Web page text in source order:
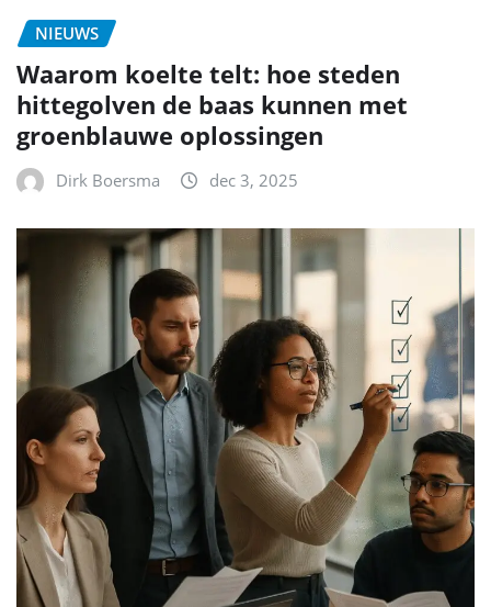
NIEUWS
Waarom koelte telt: hoe steden
hittegolven de baas kunnen met
groenblauwe oplossingen
Dirk Boersma dec 3, 2025